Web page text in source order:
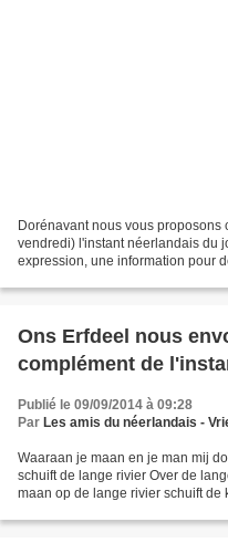
Dorénavant nous vous
vendredi) l'instant néerlandais du
expression, une information pour
Ons Erfdeel nous
complément de
Publié le 09/09/2014 à 09:28
Par Les amis du néerlandais -
Waaraan je maan en je man mij
schuift de lange rivier Over de
maan op de lange rivier schuift